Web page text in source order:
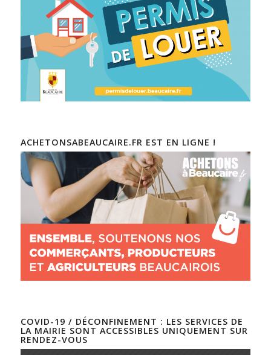
ACHETONSABEAUCAIRE.FR EST EN LIGNE !
COVID-19 / DÉCONFINEMENT : LES SERVICES DE
LA MAIRIE SONT ACCESSIBLES UNIQUEMENT SUR
RENDEZ-VOUS